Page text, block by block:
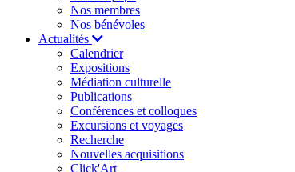
Nos membres
Nos bénévoles
Actualités
Calendrier
Expositions
Médiation culturelle
Publications
Conférences et colloques
Excursions et voyages
Recherche
Nouvelles acquisitions
Click'Art